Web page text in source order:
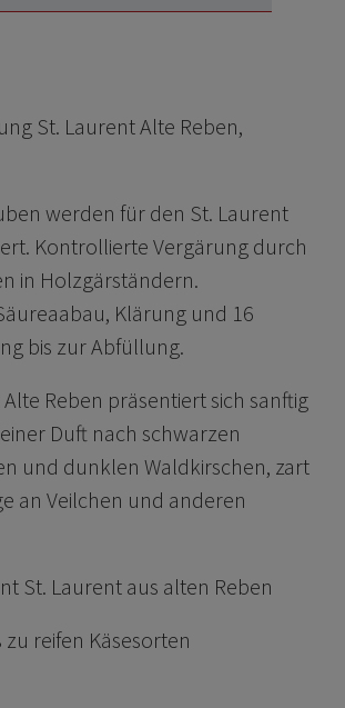
St. Laurent Alte Reben,
werden für den St. Laurent
Kontrollierte Vergärung durch
in Holzgärständern.
Klärung und 16
bis zur Abfüllung.
Reben präsentiert sich sanftig
Duft nach schwarzen
und dunklen Waldkirschen, zart
an Veilchen und anderen
St. Laurent aus alten Reben
zu reifen Käsesorten